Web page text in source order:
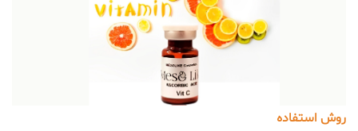
روش استفاده